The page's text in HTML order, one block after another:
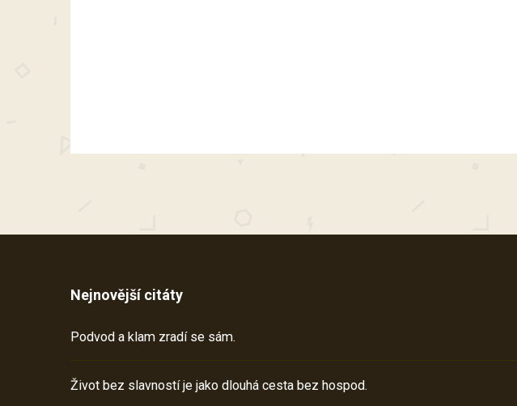
Nejnovější citáty
Podvod a klam zradí se sám.
Život bez slavností je jako dlouhá cesta bez hospod.